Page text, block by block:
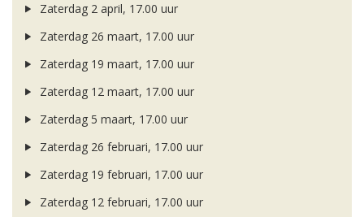
Zaterdag 2 april, 17.00 uur
Zaterdag 26 maart, 17.00 uur
Zaterdag 19 maart, 17.00 uur
Zaterdag 12 maart, 17.00 uur
Zaterdag 5 maart, 17.00 uur
Zaterdag 26 februari, 17.00 uur
Zaterdag 19 februari, 17.00 uur
Zaterdag 12 februari, 17.00 uur